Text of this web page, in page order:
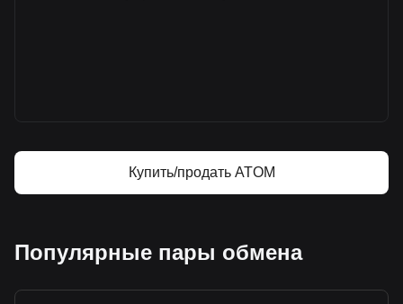
Купить/продать ATOM
Популярные пары обмена